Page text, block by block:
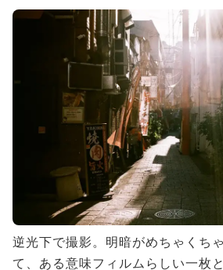
逆光下で撮影。明暗がめちゃくち
て、ある意味フィルムらしい一枚